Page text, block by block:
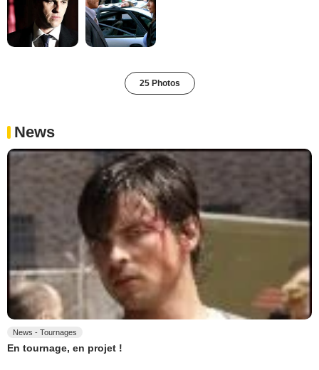
25 Photos
News
News - Tournages
En tournage, en projet !